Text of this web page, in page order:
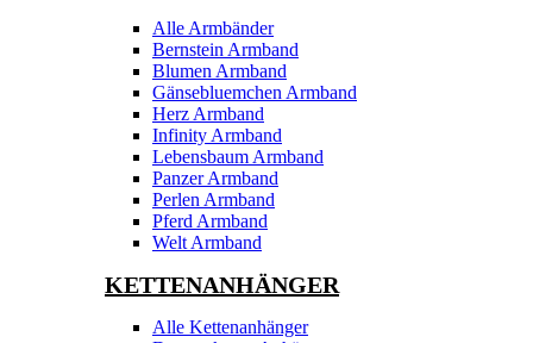
Alle Armbänder
Bernstein Armband
Blumen Armband
Gänsebluemchen Armband
Herz Armband
Infinity Armband
Lebensbaum Armband
Panzer Armband
Perlen Armband
Pferd Armband
Welt Armband
KETTENANHÄNGER
Alle Kettenanhänger